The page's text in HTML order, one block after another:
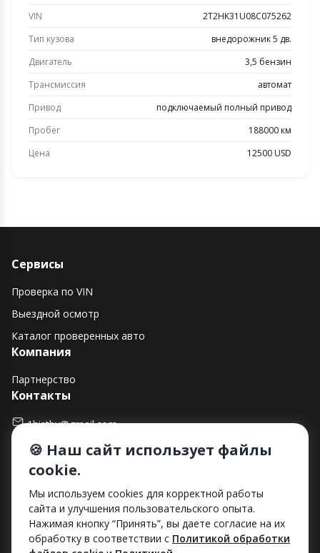
VIN
2T2HK31U08C075262
Тип кузова
внедорожник 5 дв.
Двигатель
3,5 бензин
Трансмиссия
автомат
Привод
подключаемый полный привод
Пробег
188000 км
Цена
12500 USD
Сервисы
Проверка по VIN
Выездной осмотр
Каталог проверенных авто
Компания
Партнерство
Контакты
1histby@gmail.com
+375 (29) 182-90-00
г. Минск, ул. Макаенка, д. 12Е, пом. 282
Способы оплаты
🍪 Наш сайт использует файлы
cookie.
Мы используем cookies для корректной работы
сайта и улучшения пользовательского опыта.
Нажимая кнопку “Принять”, вы даете согласие на их
обработку в соответствии с Политикой обработки